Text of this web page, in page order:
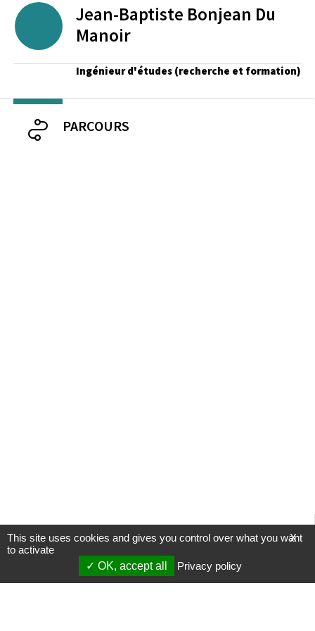
Jean-Baptiste Bonjean Du
Manoir
Ingénieur d'études (recherche et formation)
PARCOURS
X
This site uses cookies and gives you control over what you want
to activate
OK, accept all
Privacy policy